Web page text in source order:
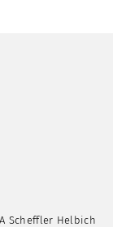
Scheffler Helbich